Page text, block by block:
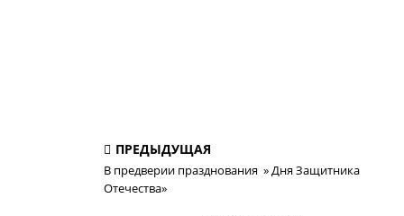
ПРЕДЫДУЩАЯ
В предверии празднования » Дня Защитника
Отечества»